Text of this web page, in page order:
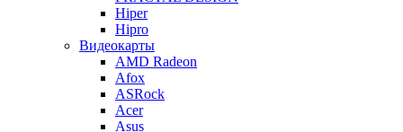
Hiper
Hipro
Видеокарты
AMD Radeon
Afox
ASRock
Acer
Asus